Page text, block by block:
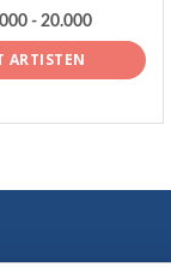
- 20.000
ARTISTEN